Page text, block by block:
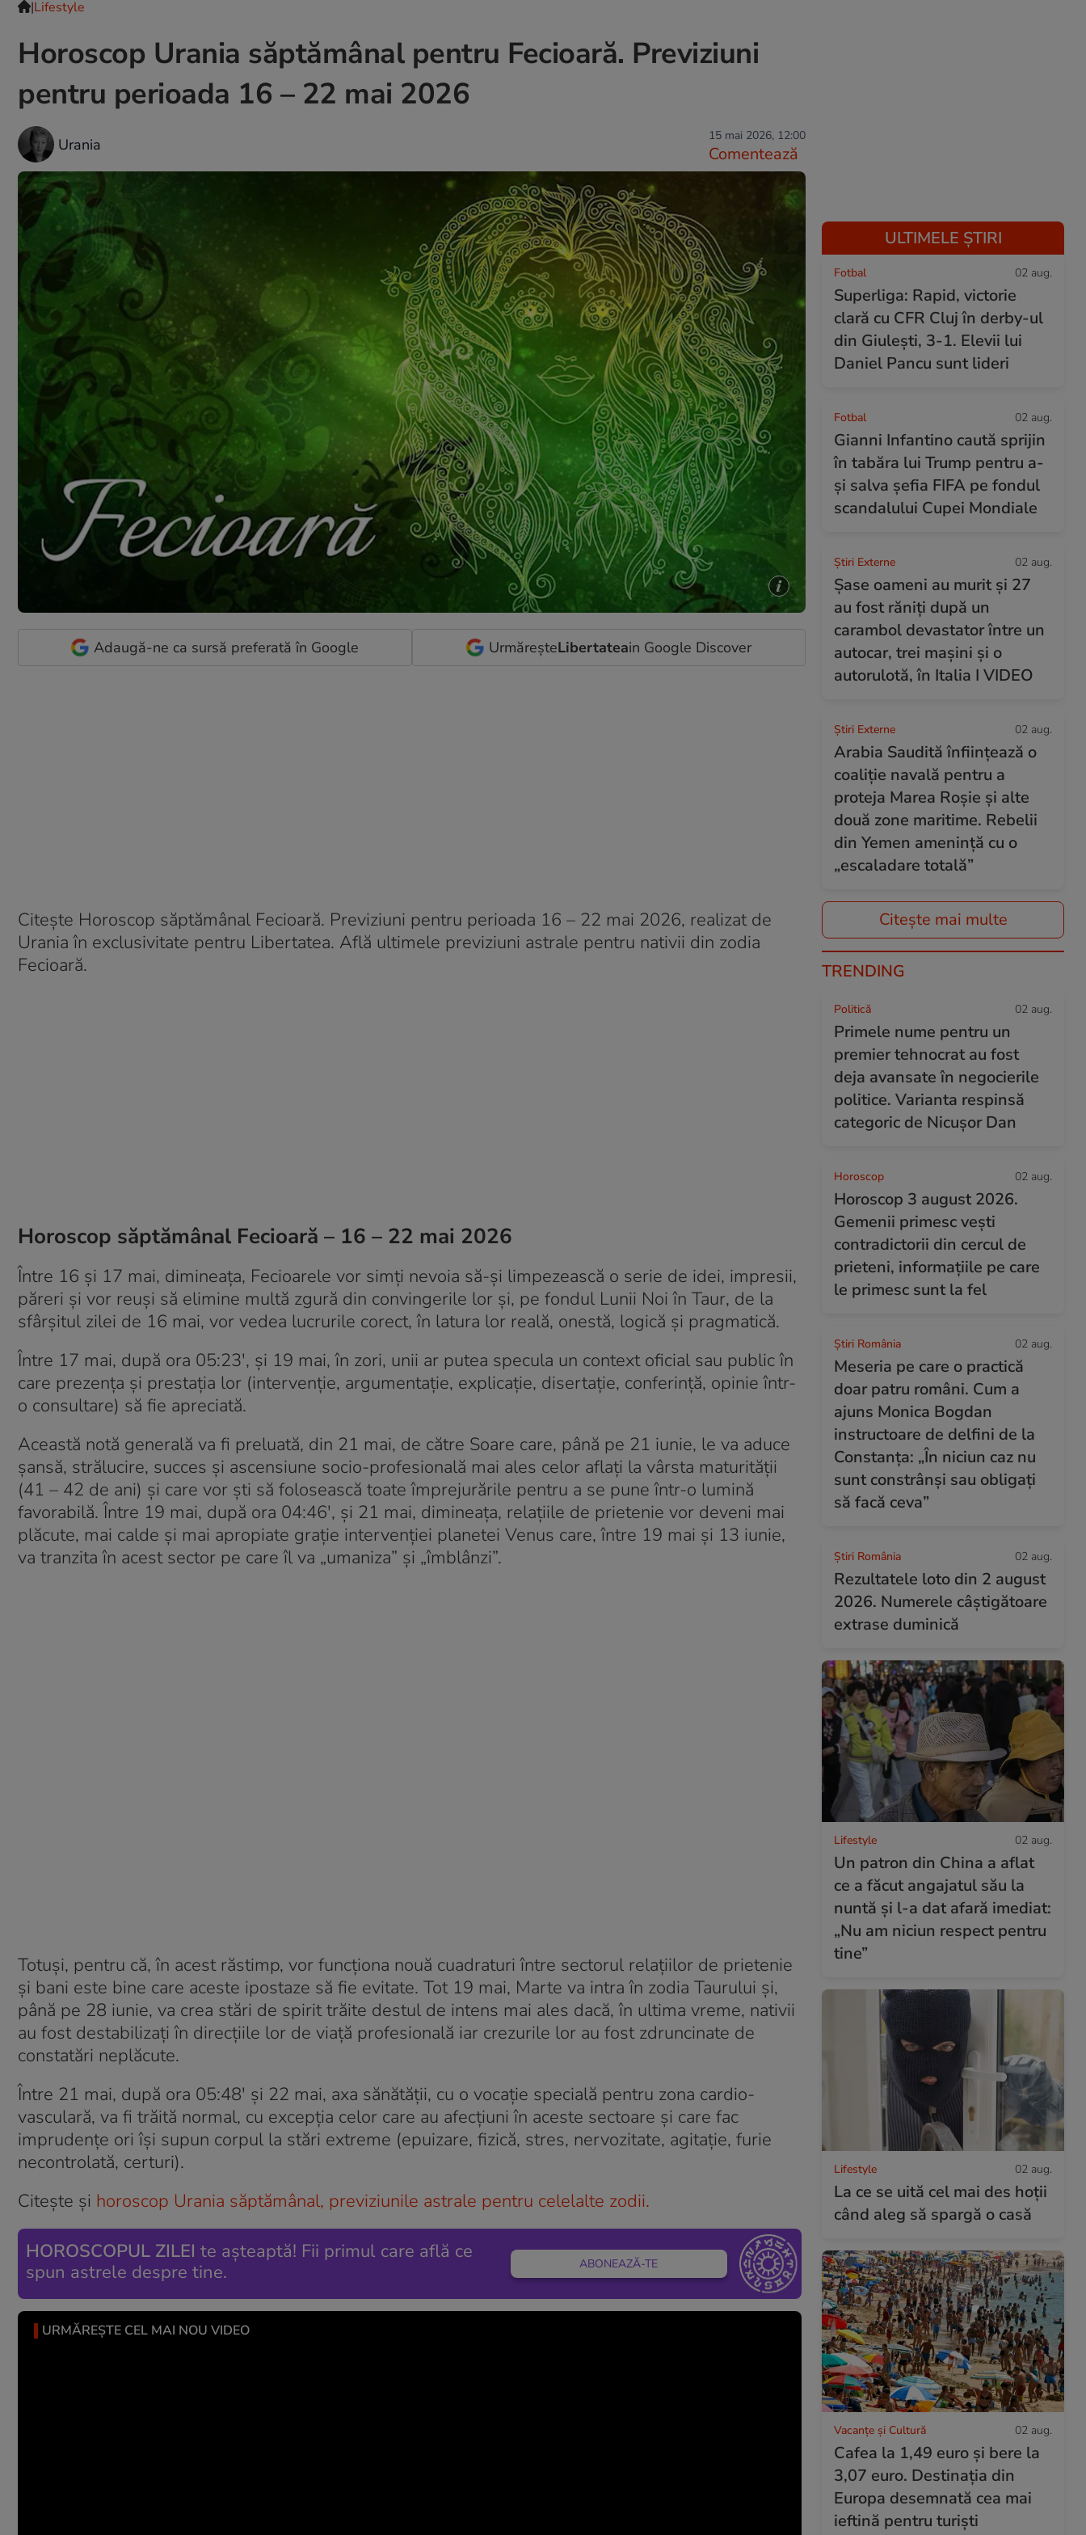
|Lifestyle
Horoscop Urania săptămânal pentru Fecioară. Previziuni
pentru perioada 16 – 22 mai 2026
Urania 15 mai 2026, 12:00
Comentează
Adaugă-ne ca sursă preferată în Google UrmăreșteLibertateain Google Discover
Citește Horoscop săptămânal Fecioară. Previziuni pentru perioada 16 – 22 mai 2026, realizat de
Urania în exclusivitate pentru Libertatea. Află ultimele previziuni astrale pentru nativii din zodia
Fecioară.
Horoscop săptămânal Fecioară – 16 – 22 mai 2026
Între 16 și 17 mai, dimineața, Fecioarele vor simți nevoia să-și limpezească o serie de idei, impresii,
păreri și vor reuși să elimine multă zgură din convingerile lor și, pe fondul Lunii Noi în Taur, de la
sfârșitul zilei de 16 mai, vor vedea lucrurile corect, în latura lor reală, onestă, logică și pragmatică.
Între 17 mai, după ora 05:23′, și 19 mai, în zori, unii ar putea specula un context oficial sau public în
care prezența și prestația lor (intervenție, argumentație, explicație, disertație, conferință, opinie într-
o consultare) să fie apreciată.
Această notă generală va fi preluată, din 21 mai, de către Soare care, până pe 21 iunie, le va aduce
șansă, strălucire, succes și ascensiune socio-profesională mai ales celor aflați la vârsta maturității
(41 – 42 de ani) și care vor ști să folosească toate împrejurările pentru a se pune într-o lumină
favorabilă. Între 19 mai, după ora 04:46′, și 21 mai, dimineața, relațiile de prietenie vor deveni mai
plăcute, mai calde și mai apropiate grație intervenției planetei Venus care, între 19 mai și 13 iunie,
va tranzita în acest sector pe care îl va „umaniza” și „îmblânzi”.
Totuși, pentru că, în acest răstimp, vor funcționa nouă cuadraturi între sectorul relațiilor de prietenie
și bani este bine care aceste ipostaze să fie evitate. Tot 19 mai, Marte va intra în zodia Taurului și,
până pe 28 iunie, va crea stări de spirit trăite destul de intens mai ales dacă, în ultima vreme, nativii
au fost destabilizați în direcțiile lor de viață profesională iar crezurile lor au fost zdruncinate de
constatări neplăcute.
Între 21 mai, după ora 05:48′ și 22 mai, axa sănătății, cu o vocație specială pentru zona cardio-
vasculară, va fi trăită normal, cu excepția celor care au afecțiuni în aceste sectoare și care fac
imprudențe ori își supun corpul la stări extreme (epuizare, fizică, stres, nervozitate, agitație, furie
necontrolată, certuri).
Citește și horoscop Urania săptămânal, previziunile astrale pentru celelalte zodii.
HOROSCOPUL ZILEI te așteaptă! Fii primul care află ce
spun astrele despre tine.
ABONEAZĂ-TE
URMĂREȘTE CEL MAI NOU VIDEO
ULTIMELE ȘTIRI
Fotbal 02 aug.
Superliga: Rapid, victorie
clară cu CFR Cluj în derby-ul
din Giulești, 3-1. Elevii lui
Daniel Pancu sunt lideri
Fotbal 02 aug.
Gianni Infantino caută sprijin
în tabăra lui Trump pentru a-
și salva șefia FIFA pe fondul
scandalului Cupei Mondiale
Știri Externe 02 aug.
Șase oameni au murit și 27
au fost răniți după un
carambol devastator între un
autocar, trei mașini și o
autorulotă, în Italia I VIDEO
Știri Externe 02 aug.
Arabia Saudită înființează o
coaliție navală pentru a
proteja Marea Roșie și alte
două zone maritime. Rebelii
din Yemen amenință cu o
„escaladare totală”
Citește mai multe
TRENDING
Politică 02 aug.
Primele nume pentru un
premier tehnocrat au fost
deja avansate în negocierile
politice. Varianta respinsă
categoric de Nicușor Dan
Horoscop 02 aug.
Horoscop 3 august 2026.
Gemenii primesc vești
contradictorii din cercul de
prieteni, informațiile pe care
le primesc sunt la fel
Știri România 02 aug.
Meseria pe care o practică
doar patru români. Cum a
ajuns Monica Bogdan
instructoare de delfini de la
Constanța: „În niciun caz nu
sunt constrânși sau obligați
să facă ceva”
Știri România 02 aug.
Rezultatele loto din 2 august
2026. Numerele câștigătoare
extrase duminică
Lifestyle 02 aug.
Un patron din China a aflat
ce a făcut angajatul său la
nuntă și l-a dat afară imediat:
„Nu am niciun respect pentru
tine”
Lifestyle 02 aug.
La ce se uită cel mai des hoții
când aleg să spargă o casă
Vacanțe și Cultură 02 aug.
Cafea la 1,49 euro și bere la
3,07 euro. Destinația din
Europa desemnată cea mai
ieftină pentru turiști